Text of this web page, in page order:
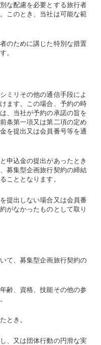
な配慮を必要とする旅行者
このとき、当社は可能な範
のために講じた特別な措置
。
ミリその他の通信手段によ
ます。この場合、予約の時
、当社が予約の承諾の旨を
条第一項又は第二項の定め
を提出又は会員番号等を通
申込金の提出があったとき
募集型企画旅行契約の締結
こととなります。
提出しない場合又は会員番
がなかったものとして取り
て、募集型企画旅行契約の
齢、資格、技能その他の参
とき。
、又は団体行動の円滑な実